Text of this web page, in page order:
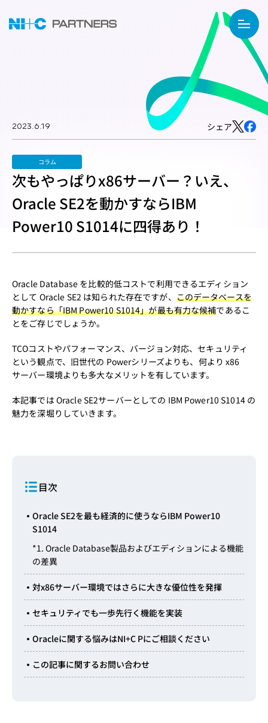
2023.6.19 シェア
コラム
次もやっぱりx86サーバー？いえ、
Oracle SE2を動かすならIBM
Power10 S1014に四得あり！
Oracle Database を比較的低コストで利用できるエディション
として Oracle SE2 は知られた存在ですが、 このデータベースを
動かすなら「IBM Power10 S1014」が最も有力な候補であるこ
とをご存じでしょうか。
TCOコストやパフォーマンス、バージョン対応、セキュリティ
という観点で、旧世代の Powerシリーズよりも、何より x86
サーバー環境よりも多大なメリットを有しています。
本記事では Oracle SE2サーバーとしての IBM Power10 S1014 の
魅力を深堀りしていきます。
目次
Oracle SE2を最も経済的に使うならIBM Power10
S1014
*1. Oracle Database製品およびエディションによる機能
の差異
対x86サーバー環境ではさらに大きな優位性を発揮
セキュリティでも一歩先行く機能を実装
Oracleに関する悩みはNI+C Pにご相談ください
この記事に関するお問い合わせ